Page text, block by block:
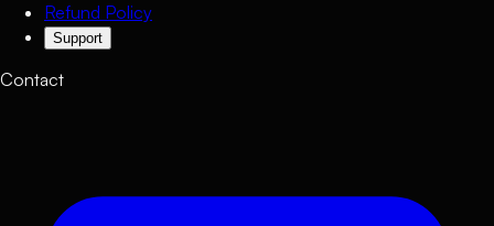
Refund Policy
Support
Contact